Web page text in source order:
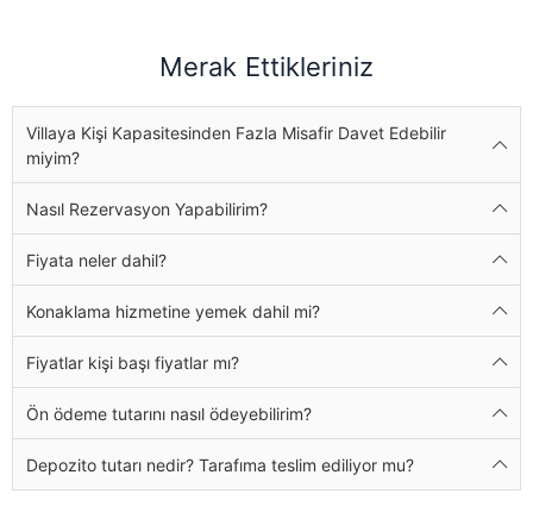
Merak Ettikleriniz
Villaya Kişi Kapasitesinden Fazla Misafir Davet Edebilir
miyim?
Nasıl Rezervasyon Yapabilirim?
Fiyata neler dahil?
Konaklama hizmetine yemek dahil mi?
Fiyatlar kişi başı fiyatlar mı?
Ön ödeme tutarını nasıl ödeyebilirim?
Depozito tutarı nedir? Tarafıma teslim ediliyor mu?